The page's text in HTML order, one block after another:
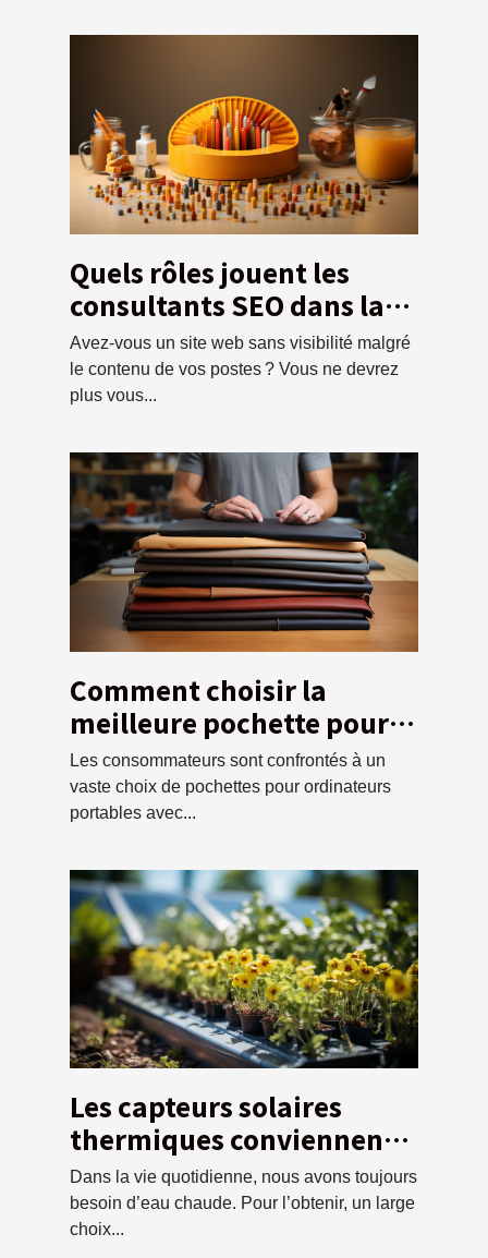
Quels rôles jouent les
consultants SEO dans la
visibilité d’un site web ?
Avez-vous un site web sans visibilité malgré
le contenu de vos postes ? Vous ne devrez
plus vous...
Comment choisir la
meilleure pochette pour
votre ordinateur ?
Les consommateurs sont confrontés à un
vaste choix de pochettes pour ordinateurs
portables avec...
Les capteurs solaires
thermiques conviennent à
vos besoins ?
Dans la vie quotidienne, nous avons toujours
besoin d’eau chaude. Pour l’obtenir, un large
choix...